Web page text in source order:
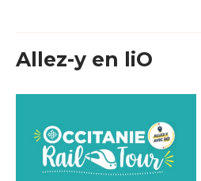
Allez-y en liO